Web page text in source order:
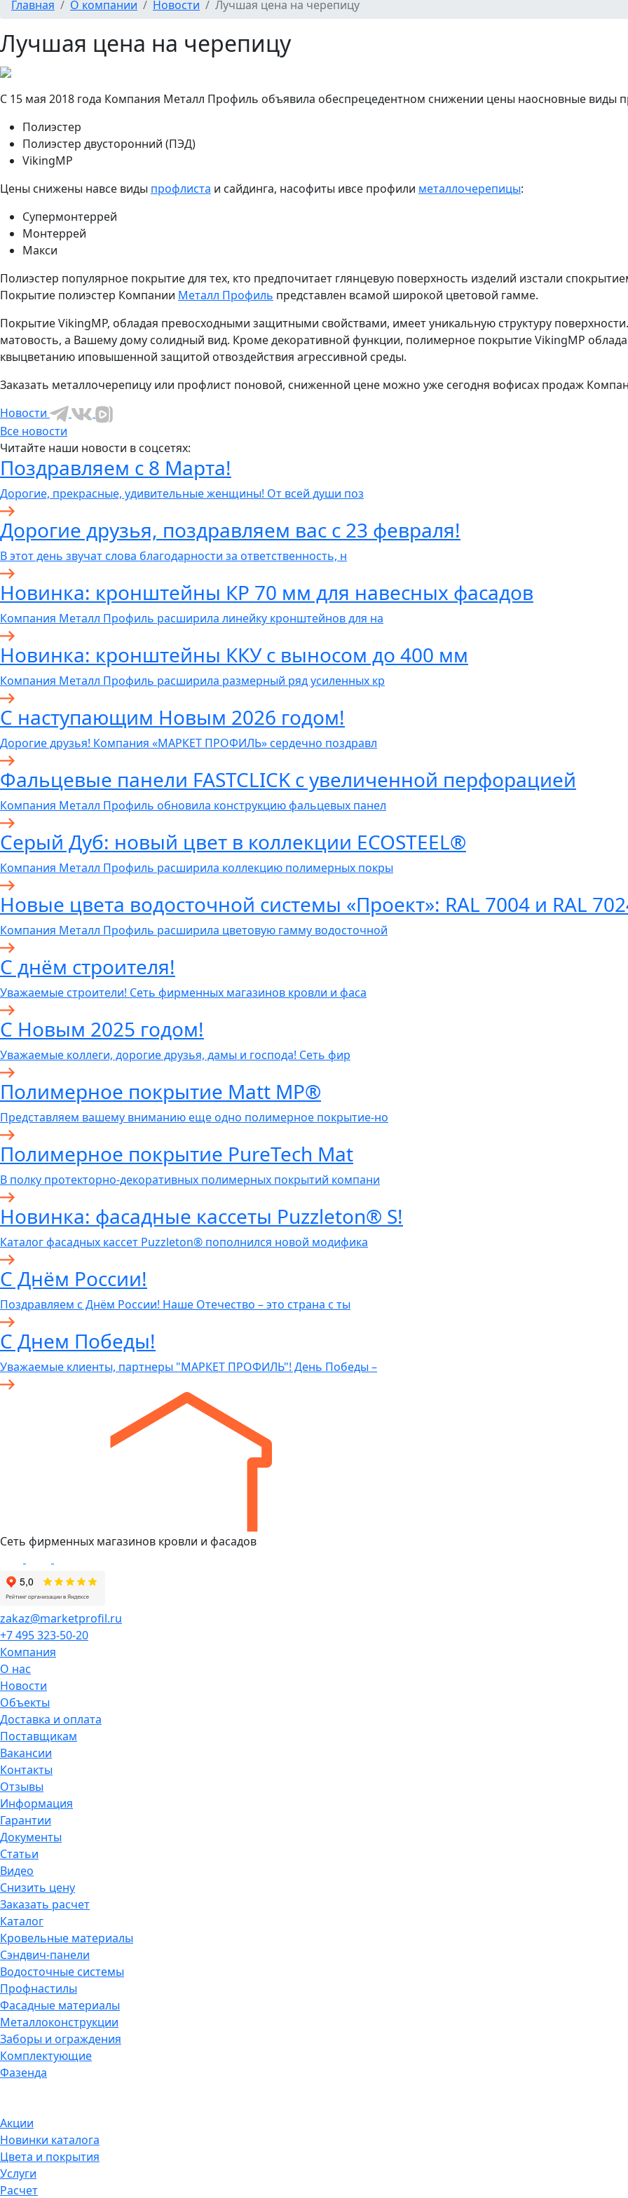
Главная
О компании Новости Лучшая цена на черепицу
Лучшая цена на черепицу
С 15 мая 2018 года Компания Металл Профиль объявила обеспрецедентном снижении цены наосновные виды
Полиэстер
Полиэстер двусторонний (ПЭД)
VikingMP
Цены снижены навсе виды профлиста и сайдинга, насофиты ивсе профили металлочерепицы:
Супермонтеррей
Монтеррей
Макси
Полиэстер популярное покрытие для тех, кто предпочитает глянцевую поверхность изделий изстали
Покрытие полиэстер Компании Металл Профиль представлен всамой широкой цветовой гамме.
Покрытие VikingMP, обладая превосходными защитными свойствами, имеет уникальную структуру
матовость, а Вашему дому солидный вид. Кроме декоративной функции, полимерное покрытие VikingMP
квыцветанию иповышенной защитой отвоздействия агрессивной среды.
Заказать металлочерепицу или профлист поновой, сниженной цене можно уже сегодня вофисах продаж
Новости
Все новости
Читайте наши новости в соцсетях:
Поздравляем с 8 Марта!
Дорогие, прекрасные, удивительные женщины! От всей души поз
Дорогие друзья, поздравляем вас с 23 февраля!
В этот день звучат слова благодарности за ответственность, н
Новинка: кронштейны КР 70 мм для навесных фасадов
Компания Металл Профиль расширила линейку кронштейнов для на
Новинка: кронштейны ККУ с выносом до 400 мм
Компания Металл Профиль расширила размерный ряд усиленных кр
С наступающим Новым 2026 годом!
Дорогие друзья! Компания «МАРКЕТ ПРОФИЛЬ» сердечно поздравл
Фальцевые панели FASTCLICK с увеличенной перфорацией
Компания Металл Профиль обновила конструкцию фальцевых панел
Серый Дуб: новый цвет в коллекции ECOSTEEL®
Компания Металл Профиль расширила коллекцию полимерных покры
Новые цвета водосточной системы «Проект»: RAL 7004 и RAL
Компания Металл Профиль расширила цветовую гамму водосточной
C днём строителя!
Уважаемые строители! Сеть фирменных магазинов кровли и фаса
С Новым 2025 годом!
Уважаемые коллеги, дорогие друзья, дамы и господа! Сеть фир
Полимерное покрытие Matt MP®
Представляем вашему вниманию еще одно полимерное покрытие-но
Полимерное покрытие PureTech Mat
В полку протекторно-декоративных полимерных покрытий компани
Новинка: фасадные кассеты Puzzleton® S!
Каталог фасадных кассет Puzzleton® пополнился новой модифика
С Днём России!
Поздравляем с Днём России! Наше Отечество – это страна с ты
С Днем Победы!
Уважаемые клиенты, партнеры "МАРКЕТ ПРОФИЛЬ"! День Победы –
Сеть фирменных магазинов кровли и фасадов
zakaz@marketprofil.ru
+7 495 323-50-20
Компания
О нас
Новости
Объекты
Доставка и оплата
Поставщикам
Вакансии
Контакты
Отзывы
Информация
Гарантии
Документы
Статьи
Видео
Снизить цену
Заказать расчет
Каталог
Кровельные материалы
Сэндвич-панели
Водосточные системы
Профнастилы
Фасадные материалы
Металлоконструкции
Заборы и ограждения
Комплектующие
Фазенда
Акции
Новинки каталога
Цвета и покрытия
Услуги
Расчет